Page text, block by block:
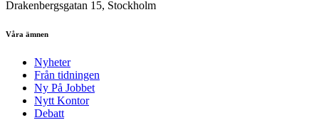
Drakenbergsgatan 15, Stockholm
Våra ämnen
Nyheter
Från tidningen
Ny På Jobbet
Nytt Kontor
Debatt